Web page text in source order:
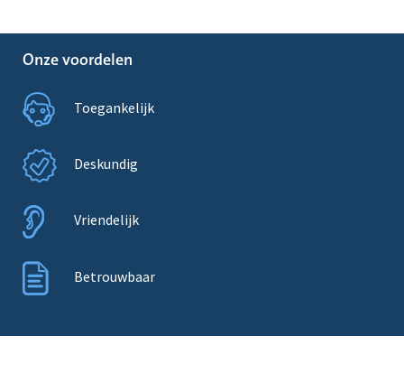
Onze voordelen
Toegankelijk
Deskundig
Vriendelijk
Betrouwbaar